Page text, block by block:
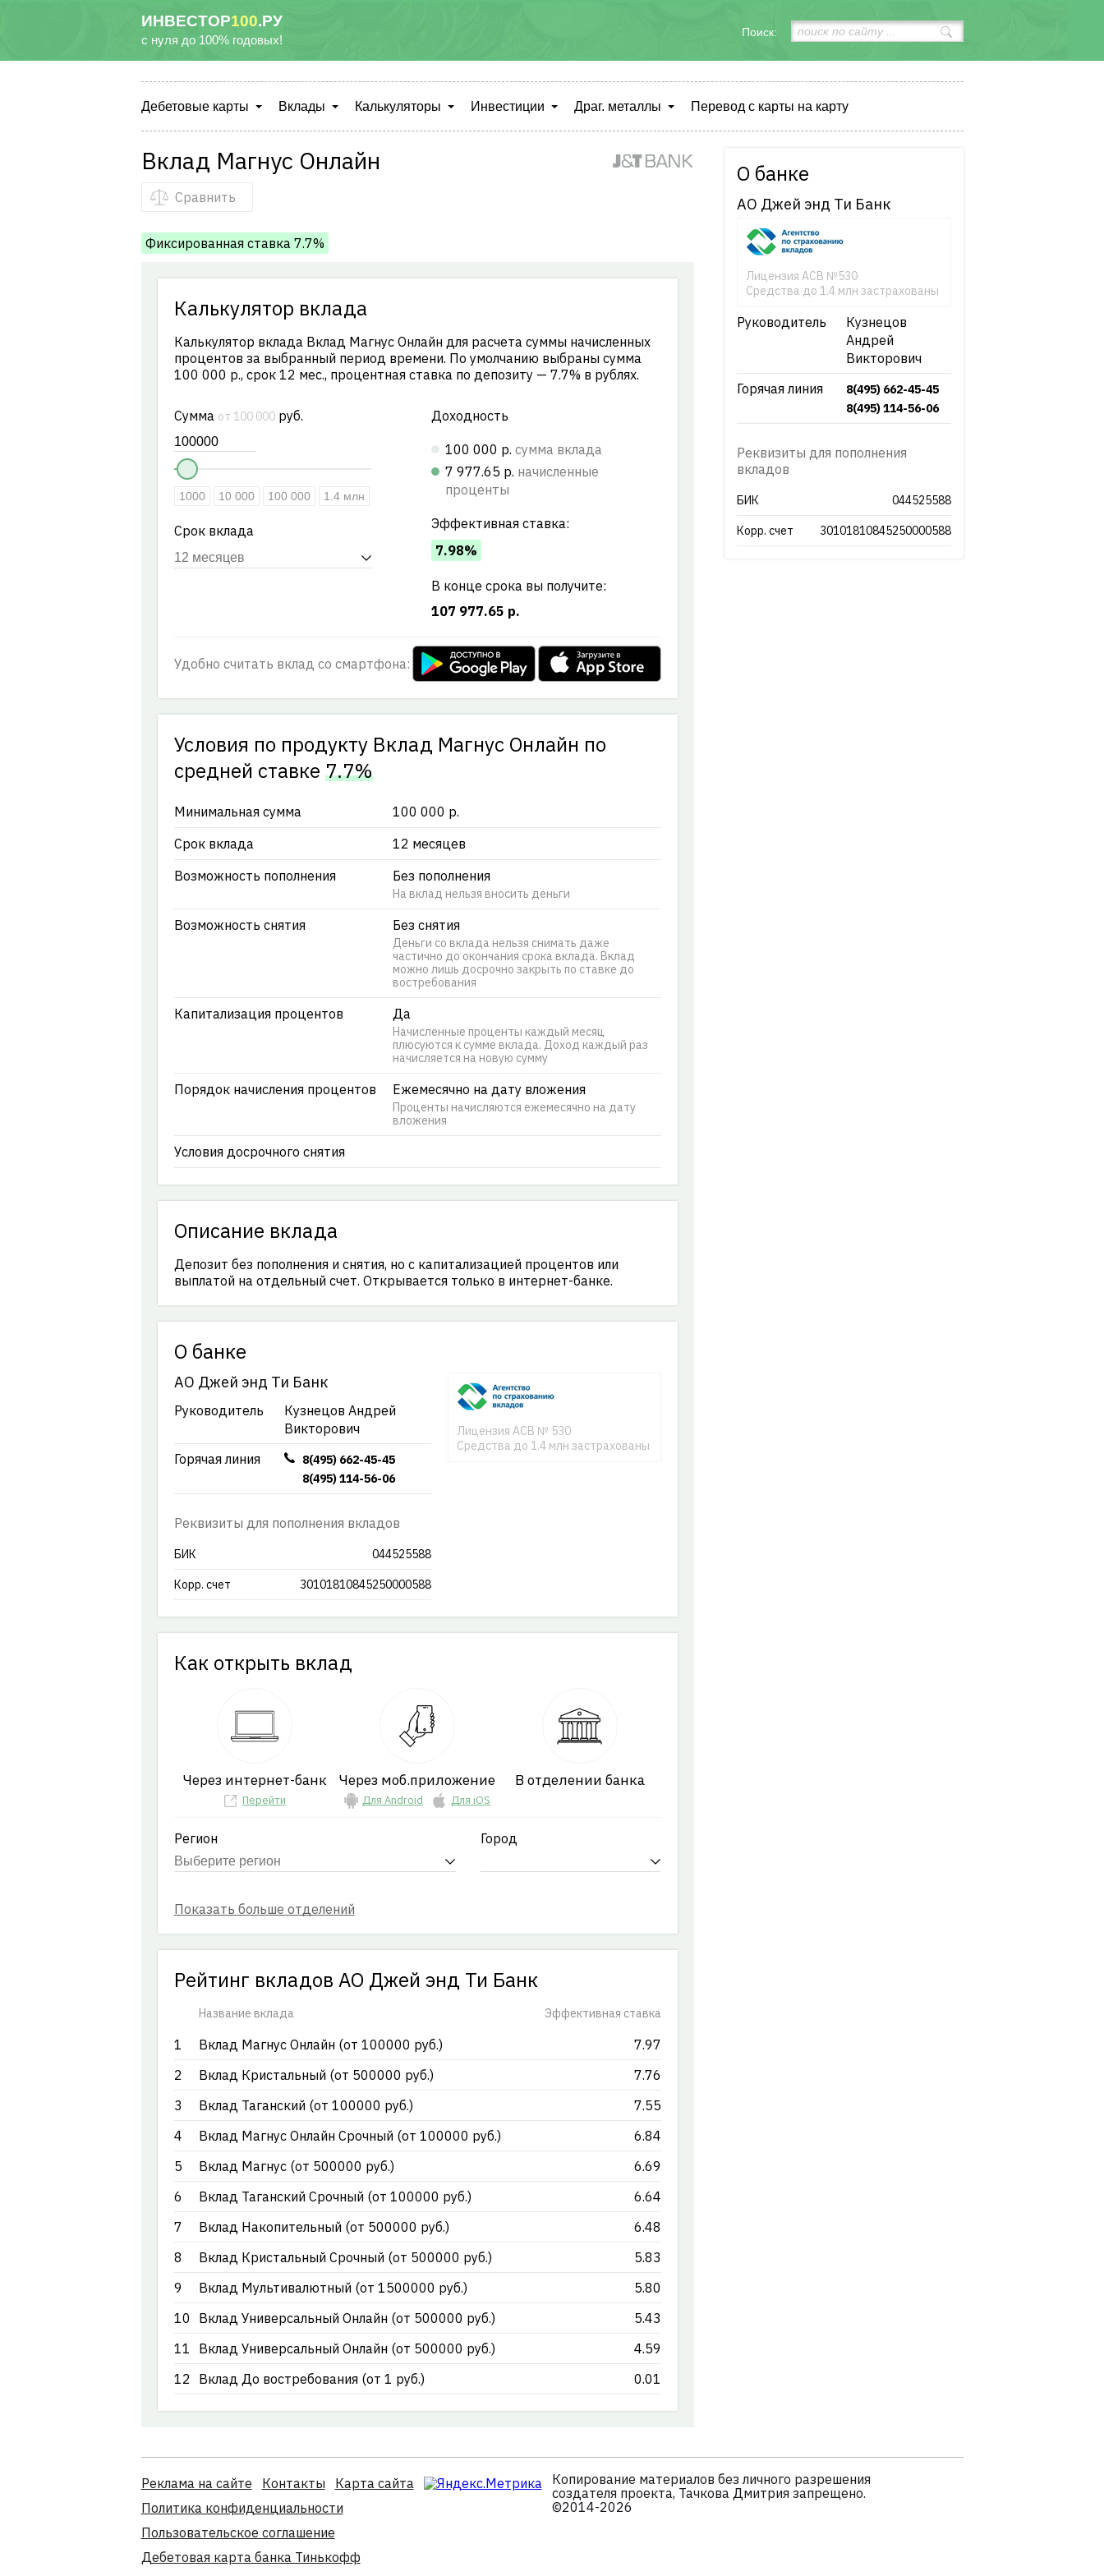
ИНВЕСТОР100.РУ
с нуля до 100% годовых!
Поиск:
Дебетовые карты Вклады Калькуляторы Инвестиции Драг. металлы Перевод с карты на карту
Вклад Магнус Онлайн
Сравнить
Фиксированная ставка 7.7%
Калькулятор вклада
Калькулятор вклада Вклад Магнус Онлайн для расчета суммы начисленных
процентов за выбранный период времени. По умолчанию выбраны сумма
100 000 р., срок 12 мес., процентная ставка по депозиту — 7.7% в рублях.
Сумма от 100 000руб.
1000 10 000 100 000 1.4 млн
Срок вклада
Доходность
100 000 р. сумма вклада
7 977.65 р. начисленные
проценты
Эффективная ставка:
7.98%
В конце срока вы получите:
107 977.65 р.
Удобно считать вклад со смартфона:
Условия по продукту Вклад Магнус Онлайн по
cредней ставке 7.7%
Минимальная сумма
100 000 р.
Срок вклада
12 месяцев
Возможность пополнения
Без пополнения
На вклад нельзя вносить деньги
Возможность снятия Без снятия
Деньги со вклада нельзя снимать даже
частично до окончания срока вклада. Вклад
можно лишь досрочно закрыть по ставке до
востребования
Капитализация процентов Да
Начисленные проценты каждый месяц
плюсуются к сумме вклада. Доход каждый раз
начисляется на новую сумму
Порядок начисления процентов Ежемесячно на дату вложения
Проценты начисляются ежемесячно на дату
вложения
Условия досрочного снятия
Описание вклада
Депозит без пополнения и снятия, но с капитализацией процентов или
выплатой на отдельный счет. Открывается только в интернет-банке.
О банке
АО Джей энд Ти Банк
Руководитель
Кузнецов Андрей
Викторович
Горячая линия
8(495) 662-45-45
8(495) 114-56-06
Реквизиты для пополнения вкладов
БИК 044525588
Корр. счет 30101810845250000588
Лицензия АСВ № 530
Средства до 1.4 млн застрахованы
Как открыть вклад
Через интернет-банк
Перейти
Через моб.приложение
Для Android Для iOS
В отделении банка
Регион Город
Рейтинг вкладов АО Джей энд Ти Банк
Название вклада Эффективная ставка
1 Вклад Магнус Онлайн (от 100000 руб.)
7.97
2
Вклад Кристальный (от 500000 руб.)
7.76
3
Вклад Таганский (от 100000 руб.)
7.55
4
Вклад Магнус Онлайн Срочный (от 100000 руб.)
6.84
5
Вклад Магнус (от 500000 руб.)
6.69
6
Вклад Таганский Срочный (от 100000 руб.)
6.64
7
Вклад Накопительный (от 500000 руб.)
6.48
8
Вклад Кристальный Срочный (от 500000 руб.)
5.83
9
Вклад Мультивалютный (от 1500000 руб.)
5.80
10
Вклад Универсальный Онлайн (от 500000 руб.)
5.43
11
Вклад Универсальный Онлайн (от 500000 руб.)
4.59
12 Вклад До востребования (от 1 руб.) 0.01
О банке
АО Джей энд Ти Банк
Лицензия АСВ №530
Средства до 1.4 млн застрахованы
Руководитель
Кузнецов
Андрей
Викторович
Горячая линия
8(495) 662-45-45
8(495) 114-56-06
Реквизиты для пополнения
вкладов
БИК 044525588
Корр. счет 30101810845250000588
Реклама на сайте Контакты
Карта сайта
Политика конфиденциальности
Пользовательское соглашение
Дебетовая карта банка Тинькофф
Копирование материалов без личного разрешения
создателя проекта, Тачкова Дмитрия запрещено.
©2014-2026